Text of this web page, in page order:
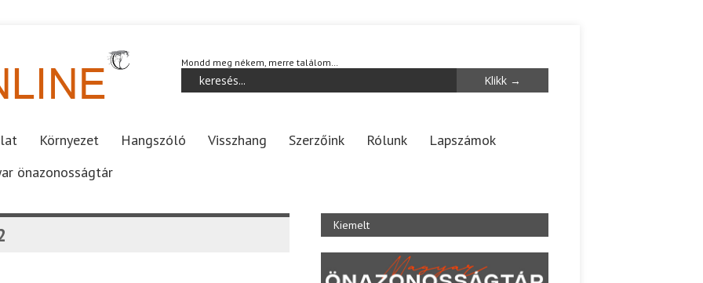
Mondd meg nékem, merre találom…
Környezet Hangszóló Visszhang Szerzőink Rólunk
Lapszámok
önazonosságtár
Kiemelt